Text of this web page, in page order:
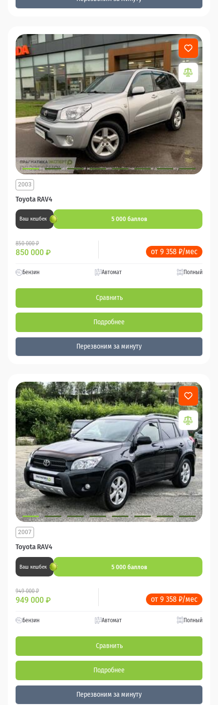
Toyota RAV4
2003
Ваш кешбек 5 000 баллов
850 000 ₽
850 000 ₽ от 9 358 ₽/мес
Бензин Автомат Полный
Сравнить
Подробнее
Перезвоним за минуту
Toyota RAV4
2007
Ваш кешбек 5 000 баллов
949 000 ₽
949 000 ₽ от 9 358 ₽/мес
Бензин Автомат Полный
Сравнить
Подробнее
Перезвоним за минуту